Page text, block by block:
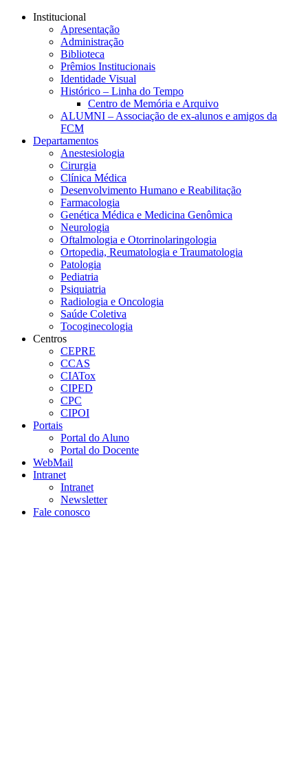
Conteúdo principal
Institucional
Apresentação
Administração
Biblioteca
Prêmios Institucionais
Identidade Visual
Histórico – Linha do Tempo
Centro de Memória e Arquivo
ALUMNI – Associação de ex-alunos e amigos da
FCM
Departamentos
Anestesiologia
Cirurgia
Clínica Médica
Desenvolvimento Humano e Reabilitação
Farmacologia
Genética Médica e Medicina Genômica
Neurologia
Oftalmologia e Otorrinolaringologia
Ortopedia, Reumatologia e Traumatologia
Patologia
Pediatria
Psiquiatria
Radiologia e Oncologia
Saúde Coletiva
Tocoginecologia
Centros
CEPRE
CCAS
CIATox
CIPED
CPC
CIPOI
Portais
Portal do Aluno
Portal do Docente
WebMail
Intranet
Intranet
Newsletter
Fale conosco